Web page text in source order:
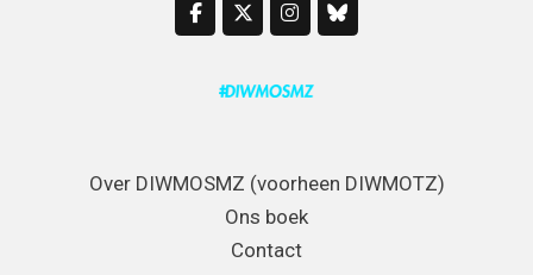
Over DIWMOSMZ (voorheen DIWMOTZ)
Ons boek
Contact